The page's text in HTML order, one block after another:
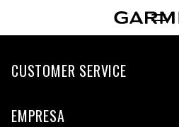
CUSTOMER SERVICE
EMPRESA